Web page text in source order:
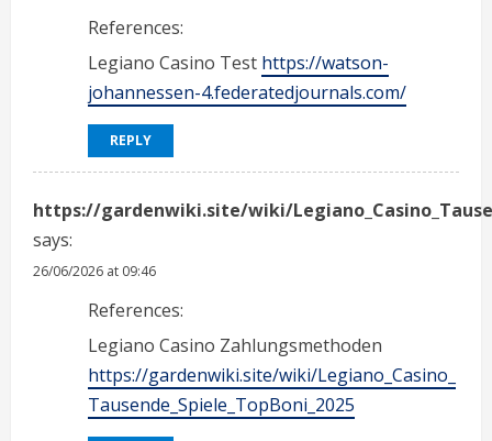
References:
Legiano Casino Test https://watson-
johannessen-4.federatedjournals.com/
REPLY
https://gardenwiki.site/wiki/
says:
26/06/2026 at 09:46
References:
Legiano Casino Zahlungsmethoden
https://gardenwiki.site/wiki/Legiano_Casino_
Tausende_Spiele_TopBoni_2025